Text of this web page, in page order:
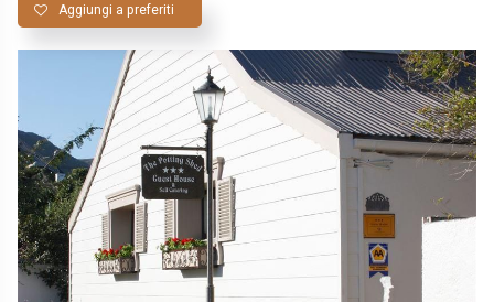
Aggiungi a preferiti